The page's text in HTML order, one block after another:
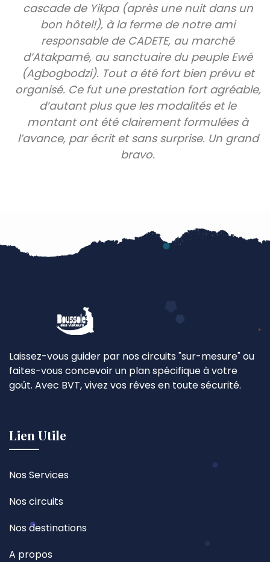
cascade de Yikpa (après une nuit dans un
bon hôtel!), à la ferme de notre ami
responsable de CADETE, au marché
d’Atakpamé, au sanctuaire du peuple Ewé
(Agbogbodzi). Tout a été fort bien prévu et
organisé. Ce fut une prestation fort agréable,
d’autant plus que les modalités et le
montant ont été clairement formulées à
l’avance, par écrit et sans surprise. Un grand
bravo.
Laissez-vous guider par nos circuits "sur-mesure" ou
faites-vous concevoir un plan spécifique à votre
goût. Avec BVT, vivez vos rêves en toute sécurité.
Lien Utile
Nos Services
Nos circuits
Nos destinations
A propos